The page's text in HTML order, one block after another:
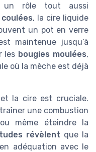
un rôle tout aussi
, la cire liquide
un pot en verre
maintenue jusqu’à
les bougies moulées,
où la mèche est déjà
la cire est cruciale.
une combustion
même éteindre la
révèlent que la
adéquation avec le